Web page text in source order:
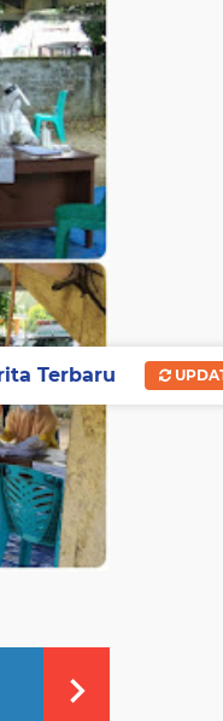
Terbaru